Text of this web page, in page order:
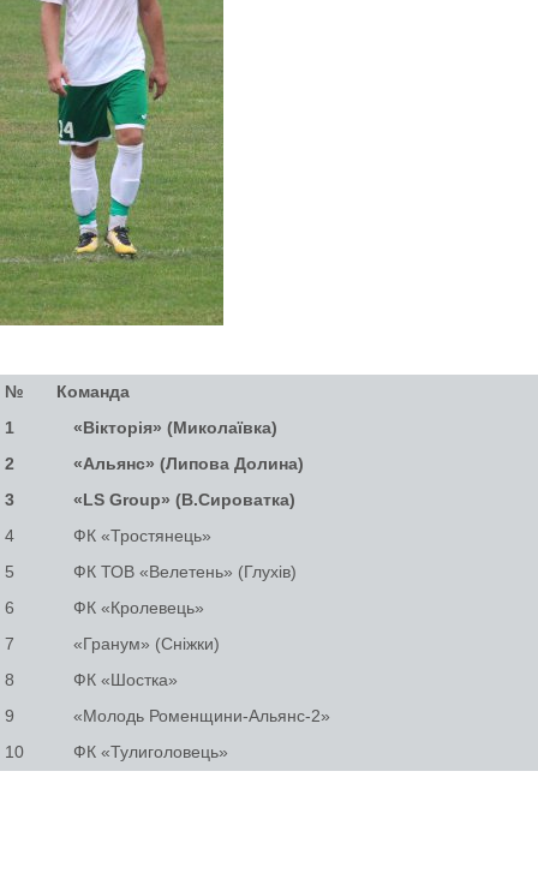
№
Команда
1
«Вікторія» (Миколаївка)
2
«Альянс» (Липова Долина)
3
«LS Group» (В.Сироватка)
4
ФК «Тростянець»
5
ФК ТОВ «Велетень» (Глухів)
6
ФК «Кролевець»
7
«Гранум» (Сніжки)
8
ФК «Шостка»
9
«Молодь Роменщини-Альянс-2»
10
ФК «Тулиголовець»